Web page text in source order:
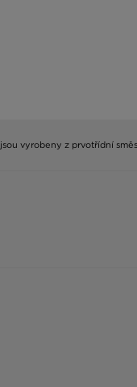
vyrobeny z prvotřídní